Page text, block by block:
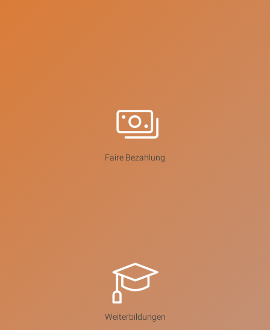
Faire Bezahlung
Weiterbildungen